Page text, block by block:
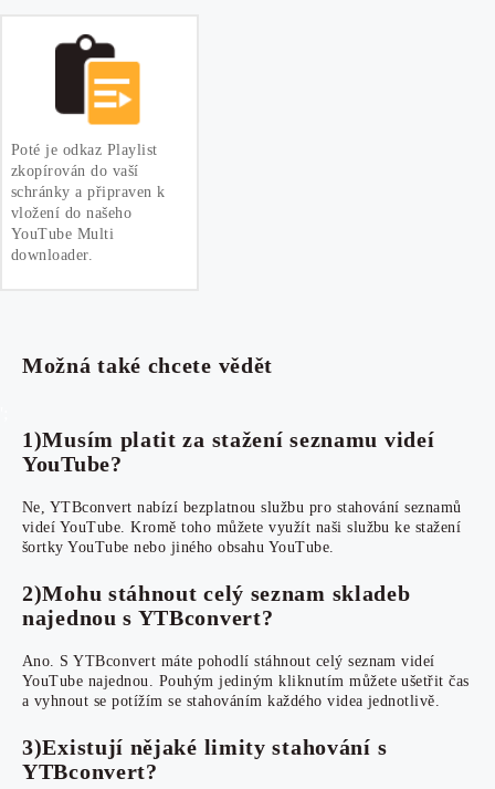
Poté je odkaz Playlist
zkopírován do vaší
schránky a připraven k
vložení do našeho
YouTube Multi
downloader.
Možná také chcete vědět
1)Musím platit za stažení seznamu videí
YouTube?
Ne, YTBconvert nabízí bezplatnou službu pro stahování seznamů
videí YouTube. Kromě toho můžete využít naši službu ke stažení
šortky YouTube nebo jiného obsahu YouTube.
2)Mohu stáhnout celý seznam skladeb
najednou s YTBconvert?
Ano. S YTBconvert máte pohodlí stáhnout celý seznam videí
YouTube najednou. Pouhým jediným kliknutím můžete ušetřit čas
a vyhnout se potížím se stahováním každého videa jednotlivě.
3)Existují nějaké limity stahování s
YTBconvert?